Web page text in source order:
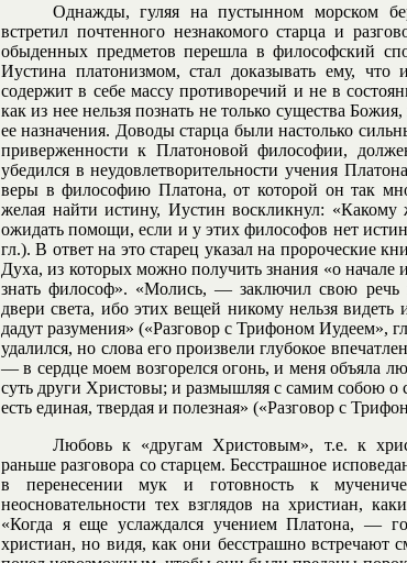
Однажды, гуляя на пустынном морском
встретил почтенного незнакомого старца и
обыденных предметов перешла в философский
Иустина платонизмом, стал доказывать ему,
содержит в себе массу противоречий и не в
как из нее нельзя познать не только существа
ее назначения. Доводы старца были настолько
приверженности к Платоновой философии,
убедился в неудовлетворительности учения
веры в философию Платона, от которой он так
желая найти истину, Иустин воскликнул:
ожидать помощи, если и у этих философов нет
гл.). В ответ на это старец указал на пророческие
Духа, из которых можно получить знания «о
знать философ». «Молись, — заключил свою речь
двери света, ибо этих вещей никому нельзя
дадут разумения» («Разговор с Трифоном Иудеем»,
удалился, но слова его произвели глубокое
— в сердце моем возгорелся огонь, и меня объяла
суть други Христовы; и размышляя с самим собою о
есть единая, твердая и полезная» («Разговор с
Любовь к «другам Христовым», т.е. к
раньше разговора со старцем. Бесстрашное
в перенесении мук и готовность к
неосновательности тех взглядов на христиан,
«Когда я еще услаждался учением Платона, —
христиан, но видя, как они бесстрашно встречают